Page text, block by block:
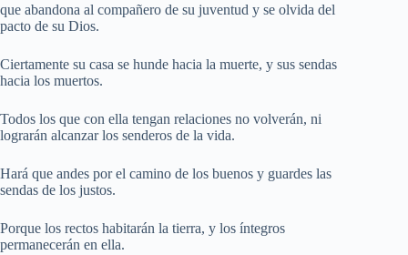
que abandona al compañero de su juventud y se olvida del
pacto de su Dios.
Ciertamente su casa se hunde hacia la muerte, y sus sendas
hacia los muertos.
Todos los que con ella tengan relaciones no volverán, ni
lograrán alcanzar los senderos de la vida.
Hará que andes por el camino de los buenos y guardes las
sendas de los justos.
Porque los rectos habitarán la tierra, y los íntegros
permanecerán en ella.